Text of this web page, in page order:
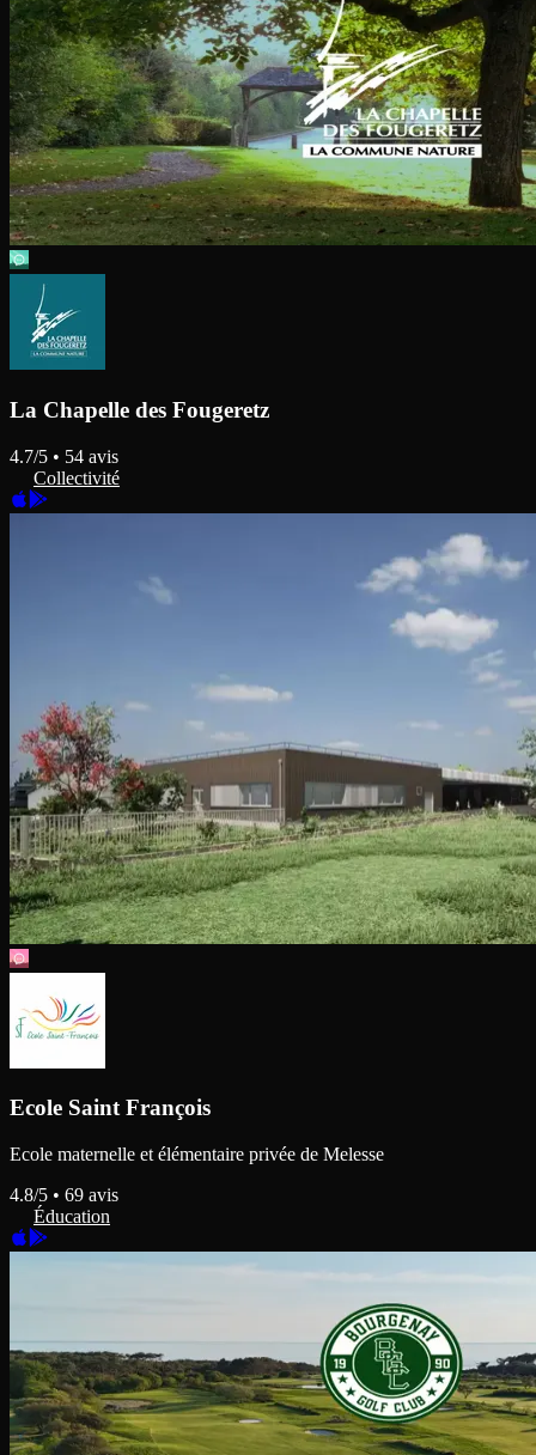
La Chapelle des Fougeretz
4.7/5 • 54 avis
Collectivité
Ecole Saint François
Ecole maternelle et élémentaire privée de Melesse
4.8/5 • 69 avis
Éducation